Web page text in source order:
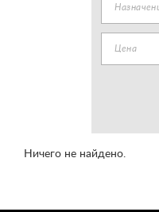
Цена
Ничего не найдено.